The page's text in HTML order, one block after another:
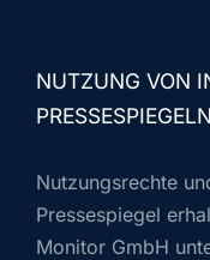
NUTZUNG VON
PRESSESPIEGELN
Nutzungsrechte
Pressespiegel
Monitor GmbH